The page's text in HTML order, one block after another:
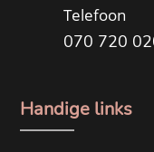
Telefoon
070 720
Handige links